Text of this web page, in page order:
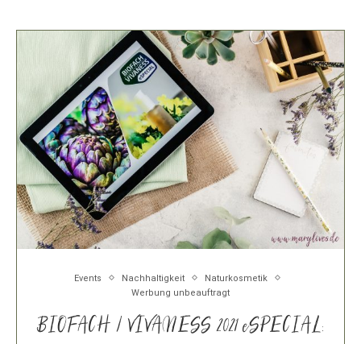
Events Nachhaltigkeit
Naturkosmetik
Werbung unbeauftragt
BIOFACH / VIVANESS 2021 eSPECIAL: